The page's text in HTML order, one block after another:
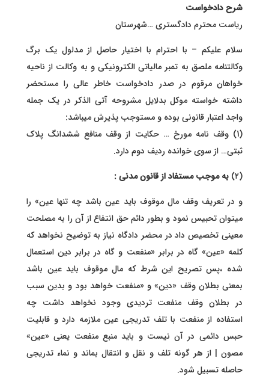
شرح دادخواست
ریاست محترم دادگستری …شهرستان
سلام علیکم – با احترام با اختیار حاصل از مدلول یک برگ
وکالتنامه ملصق به تمبر مالیاتی الکترونیکی و به وکالت از ناحیه
خواهان مرقوم در صدر دادخواست خاطر عالی را مستحضر
داشته خواسته موکل بدلایل مشروحه آتی الذکر در یک جمله
واجد اعتبار قانونی بوده و مستوجب پذیرش میباشد:
(1) وقف نامه مورخ … حکایت از وقف منافع ششدانگ پلاک
ثبتی… از سوی خوانده ردیف دوم دارد.
(۲)
به موجب مستفاد از قانون مدنی :
و در تعریف وقف مال موقوف باید عین باشد چه تنها عین» را
میتوان تحبیس نمود و بطور دائم حق انتفاع از آن را به مصلحت
معینی تخصیص داد در محضر دادگاه نیاز به توضیح نخواهد که
کلمه «عین» گاه در برابر «منفعت و گاه در برابر دین استعمال
شده ،پس تصریح این شرط که مال موقوف باید عین باشد
بمعنی بطلان وقف «دین» و «منفعت خواهد بود و بدین سبب
در بطلان وقف منفعت تردیدی وجود نخواهد داشت چه
استفاده از منفعت با تلف تدریجی عین ملازمه دارد و قابلیت
حبس دائمی در آن نیست و باید منبع منفعت یعنی «عین»
مصون | از هر گونه تلف و نقل و انتقال بماند و نماء تدریجی
حاصله تسبیل شود.